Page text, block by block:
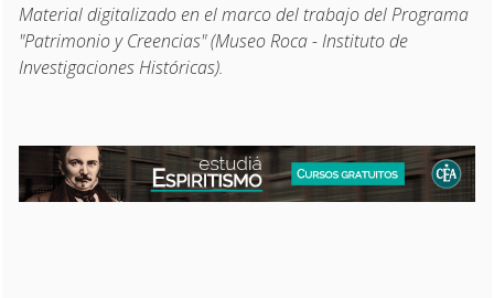
Material digitalizado en el marco del trabajo del Programa
"Patrimonio y Creencias" (Museo Roca - Instituto de
Investigaciones Históricas).